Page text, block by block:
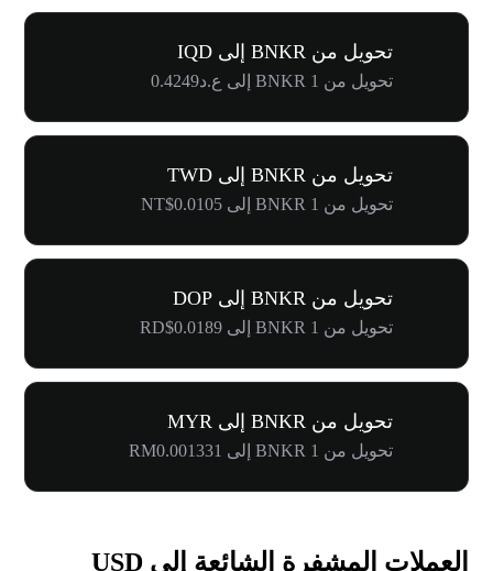
تحويل من BNKR إلى IQD
تحويل من 1 BNKR إلى ع.د0.4249
تحويل من BNKR إلى TWD
تحويل من 1 BNKR إلى NT$0.0105
تحويل من BNKR إلى DOP
تحويل من 1 BNKR إلى RD$0.0189
تحويل من BNKR إلى MYR
تحويل من 1 BNKR إلى RM0.001331
العملات المشفرة الشائعة إلى USD